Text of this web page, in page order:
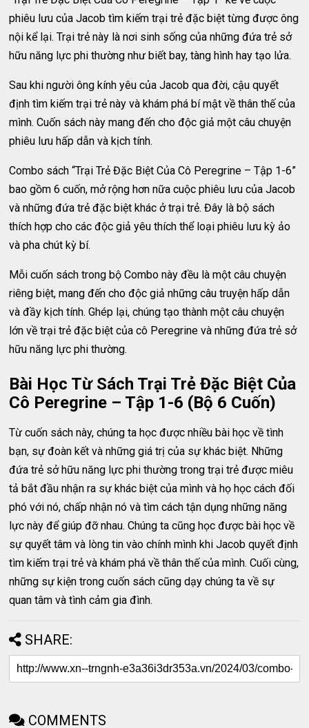
phiêu lưu của Jacob tìm kiếm trại trẻ đặc biệt từng được ông
nội kể lại. Trại trẻ này là nơi sinh sống của những đứa trẻ sở
hữu năng lực phi thường như biết bay, tàng hình hay tạo lửa.
Sau khi người ông kính yêu của Jacob qua đời, cậu quyết
định tìm kiếm trại trẻ này và khám phá bí mật về thân thế của
mình. Cuốn sách này mang đến cho độc giả một câu chuyện
phiêu lưu hấp dẫn và kịch tính.
Combo sách “Trại Trẻ Đặc Biệt Của Cô Peregrine – Tập 1-6”
bao gồm 6 cuốn, mở rộng hơn nữa cuộc phiêu lưu của Jacob
và những đứa trẻ đặc biệt khác ở trại trẻ. Đây là bộ sách
thích hợp cho các độc giả yêu thích thể loại phiêu lưu kỳ ảo
và pha chút kỳ bí.
Mỗi cuốn sách trong bộ Combo này đều là một câu chuyện
riêng biệt, mang đến cho độc giả những câu truyện hấp dẫn
và đầy kịch tính. Ghép lại, chúng tạo thành một câu chuyện
lớn về trại trẻ đặc biệt của cô Peregrine và những đứa trẻ sở
hữu năng lực phi thường.
Bài Học Từ Sách Trại Trẻ Đặc Biệt Của
Cô Peregrine – Tập 1-6 (Bộ 6 Cuốn)
Từ cuốn sách này, chúng ta học được nhiều bài học về tình
bạn, sự đoàn kết và những giá trị của sự khác biệt. Những
đứa trẻ sở hữu năng lực phi thường trong trại trẻ được miêu
tả bắt đầu nhận ra sự khác biệt của mình và họ học cách đối
phó với nó, chấp nhận nó và tìm cách tận dụng những năng
lực này để giúp đỡ nhau. Chúng ta cũng học được bài học về
sự quyết tâm và lòng tin vào chính mình khi Jacob quyết định
tìm kiếm trại trẻ và khám phá về thân thế của mình. Cuối cùng,
những sự kiện trong cuốn sách cũng dạy chúng ta về sự
quan tâm và tình cảm gia đình.
SHARE:
COMMENTS